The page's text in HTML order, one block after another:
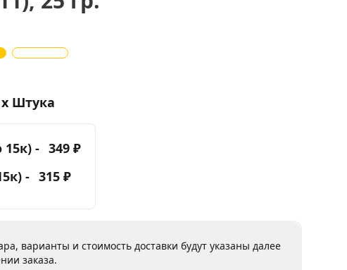
x Штука
- 349 ₽
- 315 ₽
варианты и стоимость доставки будут указаны далее
заказа.